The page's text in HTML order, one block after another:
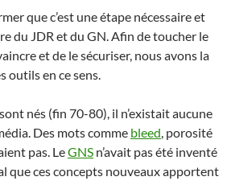
que c’est une étape nécessaire et
du JDR et du GN. Afin de toucher le
et de le sécuriser, nous avons la
outils en ce sens.
nés (fin 70-80), il n’existait aucune
Des mots comme bleed, porosité
pas. LeGNS n’avait pas été inventé
que ces concepts nouveaux apportent